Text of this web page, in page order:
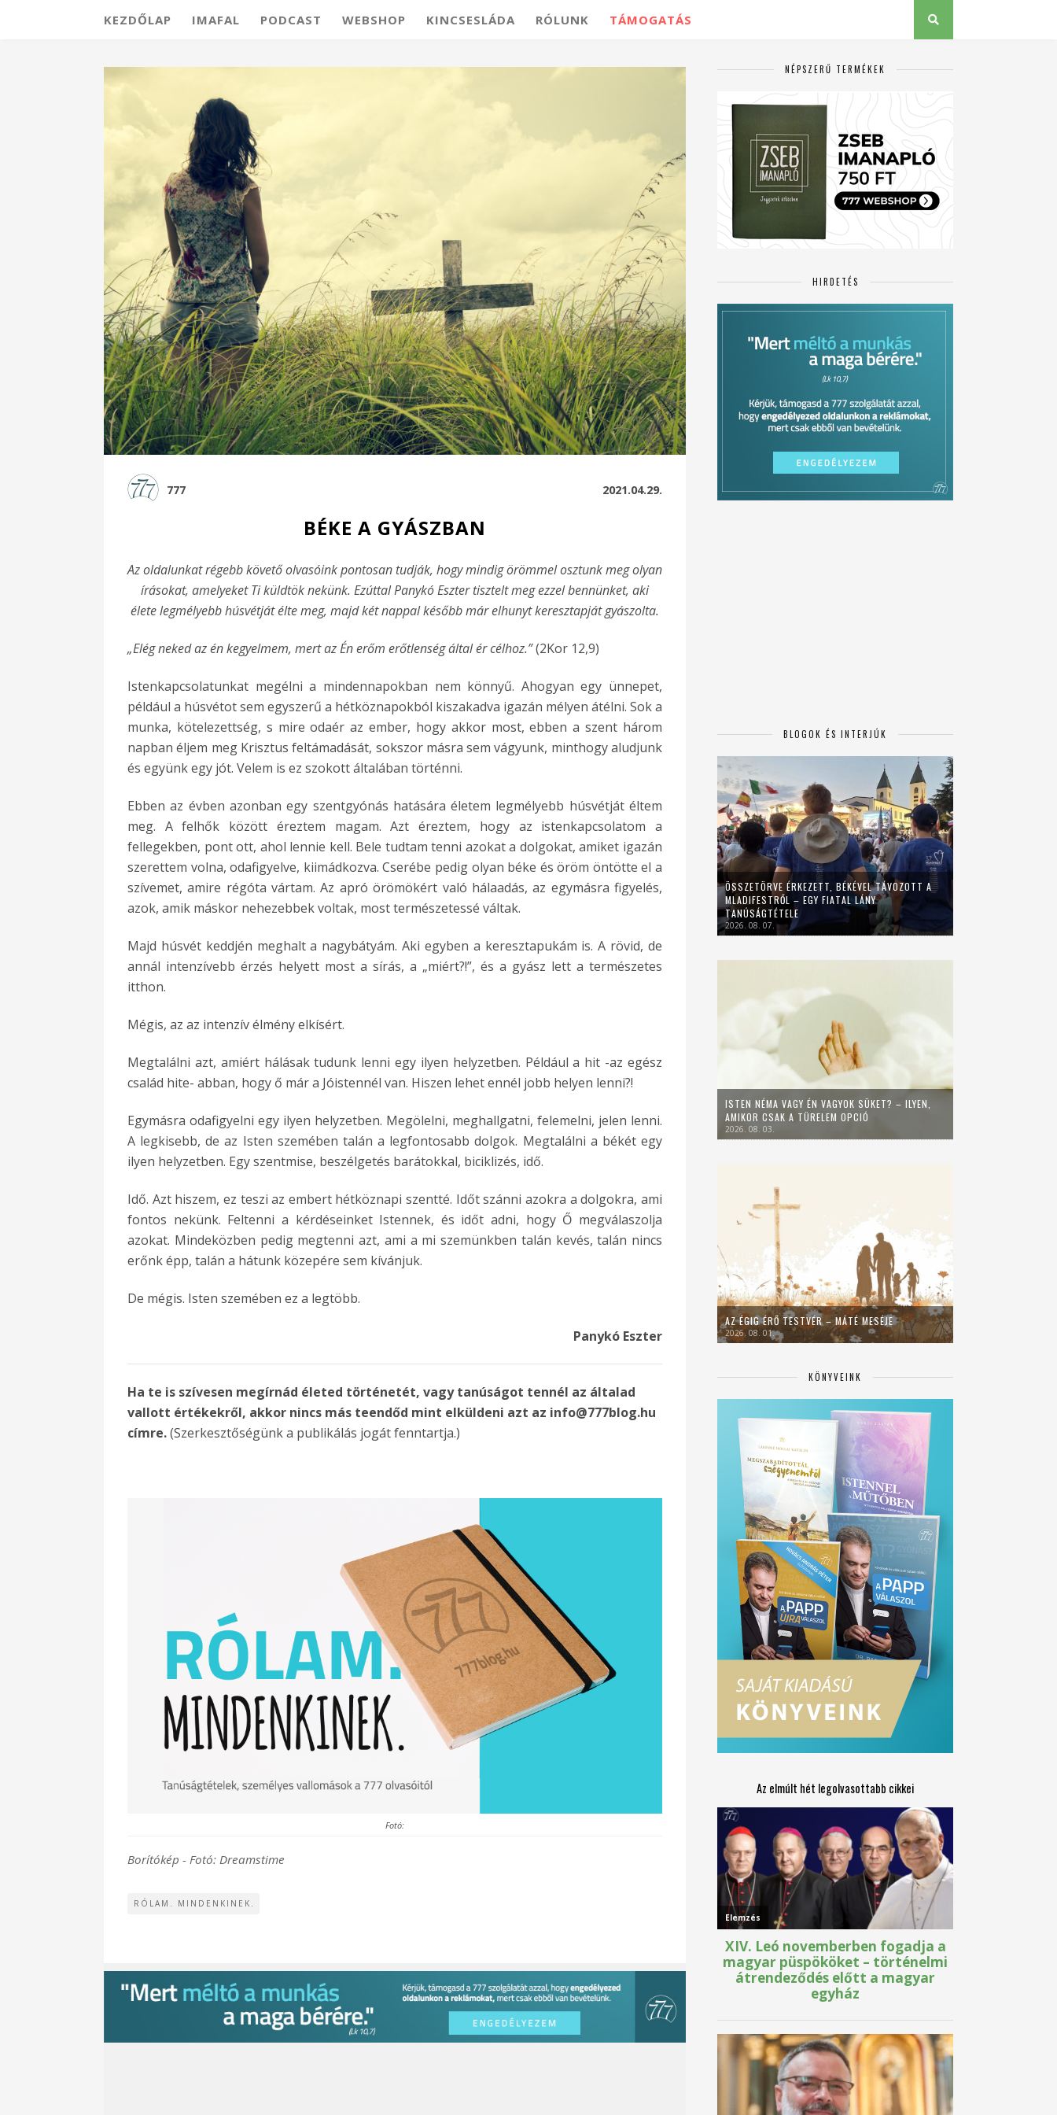
KEZDŐLAP IMAFAL PODCAST WEBSHOP KINCSESLÁDA RÓLUNK TÁMOGATÁS
777 2021.04.29.
BÉKE A GYÁSZBAN
Az oldalunkat régebb követő olvasóink pontosan tudják, hogy mindig örömmel osztunk meg olyan
írásokat, amelyeket Ti küldtök nekünk. Ezúttal Panykó Eszter tisztelt meg ezzel bennünket, aki
élete legmélyebb húsvétját élte meg, majd két nappal később már elhunyt keresztapját gyászolta.
„Elég neked az én kegyelmem, mert az Én erőm erőtlenség által ér célhoz.”(2Kor 12,9)
Istenkapcsolatunkat megélni a mindennapokban nem könnyű. Ahogyan egy ünnepet,
például a húsvétot sem egyszerű a hétköznapokból kiszakadva igazán mélyen átélni. Sok a
munka, kötelezettség, s mire odaér az ember, hogy akkor most, ebben a szent három
napban éljem meg Krisztus feltámadását, sokszor másra sem vágyunk, minthogy aludjunk
és együnk egy jót. Velem is ez szokott általában történni.
Ebben az évben azonban egy szentgyónás hatására életem legmélyebb húsvétját éltem
meg. A felhők között éreztem magam. Azt éreztem, hogy az istenkapcsolatom a
fellegekben, pont ott, ahol lennie kell. Bele tudtam tenni azokat a dolgokat, amiket igazán
szerettem volna, odafigyelve, kiimádkozva. Cserébe pedig olyan béke és öröm öntötte el a
szívemet, amire régóta vártam. Az apró örömökért való hálaadás, az egymásra figyelés,
azok, amik máskor nehezebbek voltak, most természetessé váltak.
Majd húsvét keddjén meghalt a nagybátyám. Aki egyben a keresztapukám is. A rövid, de
annál intenzívebb érzés helyett most a sírás, a „miért?!”, és a gyász lett a természetes
itthon.
Mégis, az az intenzív élmény elkísért.
Megtalálni azt, amiért hálásak tudunk lenni egy ilyen helyzetben. Például a hit -az egész
család hite- abban, hogy ő már a Jóistennél van. Hiszen lehet ennél jobb helyen lenni?!
Egymásra odafigyelni egy ilyen helyzetben. Megölelni, meghallgatni, felemelni, jelen lenni.
A legkisebb, de az Isten szemében talán a legfontosabb dolgok. Megtalálni a békét egy
ilyen helyzetben. Egy szentmise, beszélgetés barátokkal, biciklizés, idő.
Idő. Azt hiszem, ez teszi az embert hétköznapi szentté. Időt szánni azokra a dolgokra, ami
fontos nekünk. Feltenni a kérdéseinket Istennek, és időt adni, hogy Ő megválaszolja
azokat. Mindeközben pedig megtenni azt, ami a mi szemünkben talán kevés, talán nincs
erőnk épp, talán a hátunk közepére sem kívánjuk.
De mégis. Isten szemében ez a legtöbb.
Panykó Eszter
Ha te is szívesen megírnád életed történetét, vagy tanúságot tennél az általad
vallott értékekről, akkor nincs más teendőd mint elküldeni azt az info@777blog.hu
címre.(Szerkesztőségünk a publikálás jogát fenntartja.)
Fotó:
Borítókép - Fotó: Dreamstime
RÓLAM. MINDENKINEK.
NÉPSZERŰ TERMÉKEK
HIRDETÉS
BLOGOK ÉS INTERJÚK
ÖSSZETÖRVE ÉRKEZETT, BÉKÉVEL TÁVOZOTT A
MLADIFESTRŐL – EGY FIATAL LÁNY
TANÚSÁGTÉTELE
2026. 08. 07.
ISTEN NÉMA VAGY ÉN VAGYOK SÜKET? – ILYEN,
AMIKOR CSAK A TÜRELEM OPCIÓ
2026. 08. 03.
AZ ÉGIG ÉRŐ TESTVÉR – MÁTÉ MESÉJE
2026. 08. 01.
KÖNYVEINK
Az elmúlt hét legolvasottabb cikkei